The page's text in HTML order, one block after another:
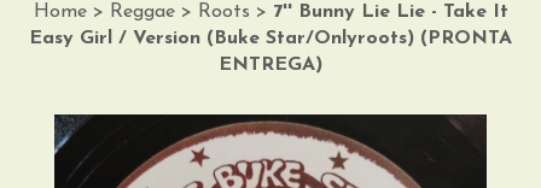
Home > Reggae > Roots > 7'' Bunny Lie Lie - Take It
Easy Girl / Version (Buke Star/Onlyroots) (PRONTA
ENTREGA)